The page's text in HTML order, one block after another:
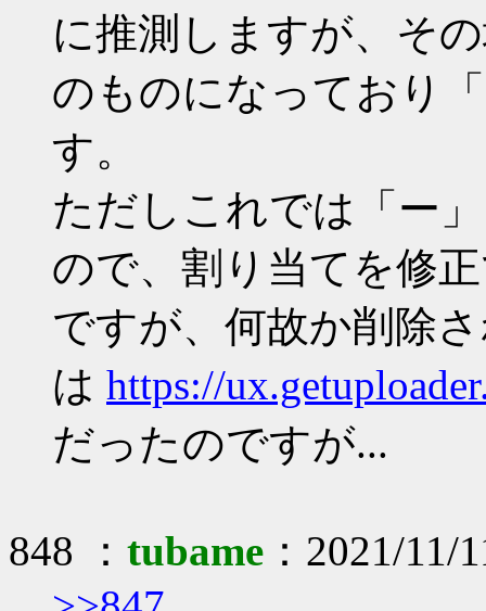
に推測しますが、そ
のものになっており
す。
ただしこれでは「ー
ので、割り当てを修
ですが、何故か削除
は https://
だったのですが...
848 ： tubame ：2021/